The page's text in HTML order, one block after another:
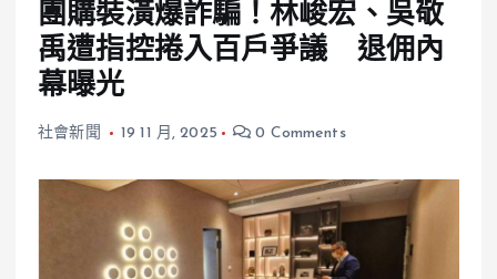
團購裝潢爆詐騙！林峻宏、吳敬
禹遭指控捲入百戶爭議 退佣內
幕曝光
社會新聞 19 11 月, 2025 0 Comments